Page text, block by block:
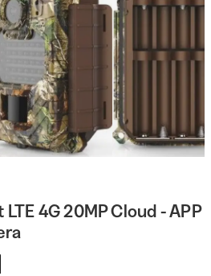
4G 20MP Cloud - APP